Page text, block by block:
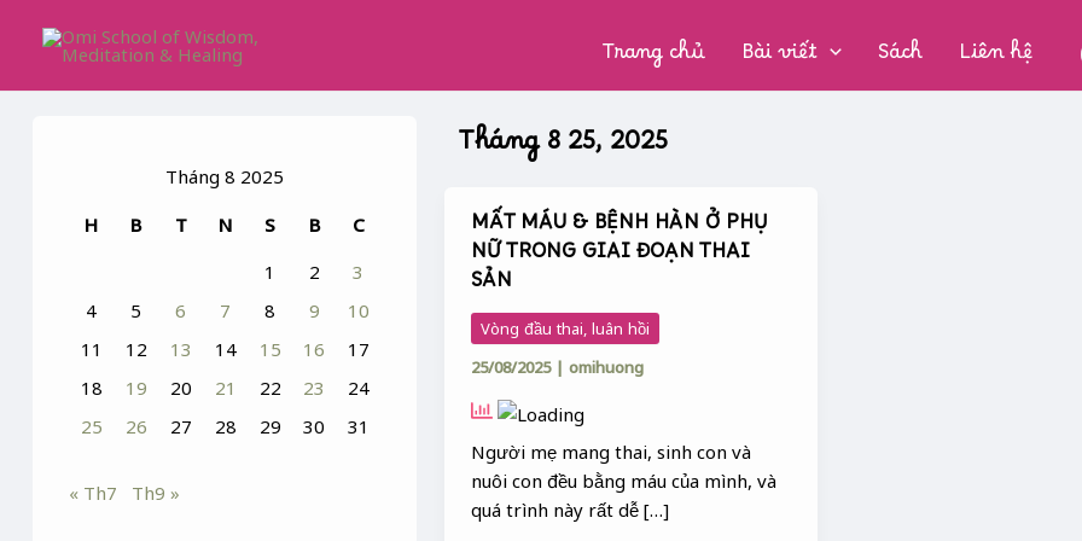
Trang chủ Bài viết Sách Liên hệ
Tháng 8 2025
H
B T N S B
C
1
2
3
4
5 6 7 8 9
10
11
12 13 14 15 16
17
18
19 20 21 22 23
24
25
26 27 28 29 30 31
« Th7 Th9 »
Tháng 8 25, 2025
MẤT MÁU & BỆNH HÀN Ở PHỤ
NỮ TRONG GIAI ĐOẠN THAI
SẢN
Vòng đầu thai, luân hồi
25/08/2025 |omihuong
Người mẹ mang thai, sinh con và
nuôi con đều bằng máu của mình, và
quá trình này rất dễ […]
MẤT
MÁU
&
BỆNH
HÀN
Ở
PHỤ
TRONG
GIAI
ĐOẠN